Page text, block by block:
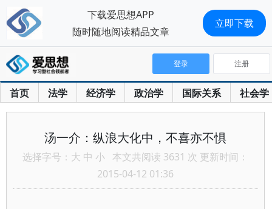
首页 法学 经济学 政治学 国际关系 社会学
登录 注册
汤一介：纵浪大化中，不喜亦不惧
选择字号： 大 中 小 本文共阅读 3631 次 更新时间：
2015-04-12 01:36
下载爱思想APP
随时随地阅读精品文章
立即下载